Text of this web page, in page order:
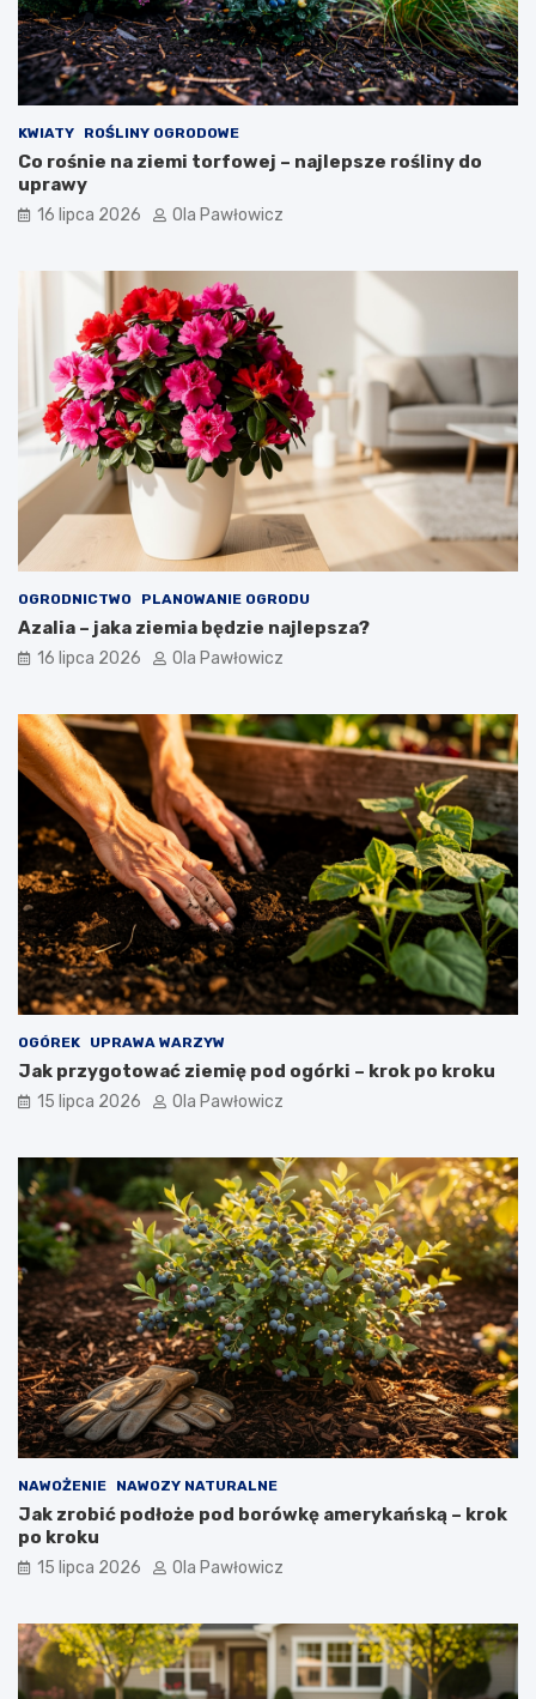
KWIATY ROŚLINY OGRODOWE
Co rośnie na ziemi torfowej – najlepsze rośliny do
uprawy
16 lipca 2026 Ola Pawłowicz
OGRODNICTWO PLANOWANIE OGRODU
Azalia – jaka ziemia będzie najlepsza?
16 lipca 2026 Ola Pawłowicz
OGÓREK UPRAWA WARZYW
Jak przygotować ziemię pod ogórki – krok po kroku
15 lipca 2026 Ola Pawłowicz
NAWOŻENIE NAWOZY NATURALNE
Jak zrobić podłoże pod borówkę amerykańską – krok
po kroku
15 lipca 2026 Ola Pawłowicz